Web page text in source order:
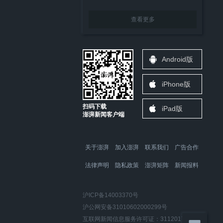
查看更多
扫码下载
澎湃新闻客户端
Android版
iPhone版
iPad版
关于澎湃 加入澎湃 联系我们 广告合作
法律声明 隐私政策 澎湃矩阵 新闻报料
沪ICP备14003370号
沪公网安备31010602000299号
互联网新闻信息服务许可证：31120170006